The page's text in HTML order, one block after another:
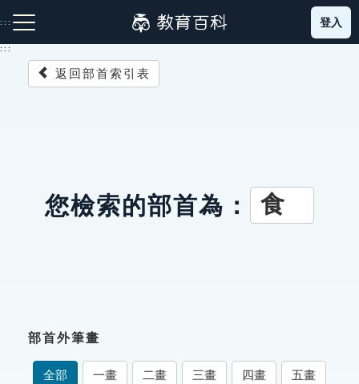
到
主
:::
成語故事
索引選單
登入
:::
返回部首索引表
您檢索的部首為： 食
部首外筆畫
全部 一畫 二畫 三畫 四畫 五畫